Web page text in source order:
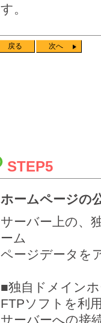
す。
戻る 次へ
STEP5
ホームページの
サーバー上の、
ーム
ページデータを
■独自ドメイン
FTPソフトを利
サーバーへの接